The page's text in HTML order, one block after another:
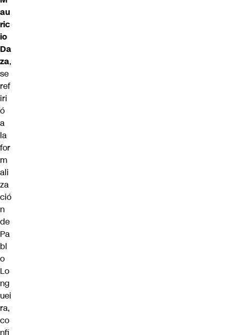
au
ric
io
Da
za,
se
ref
iri
ó
a
la
for
m
ali
za
ció
n
de
Pa
bl
o
Lo
ng
uei
ra,
co
nfi